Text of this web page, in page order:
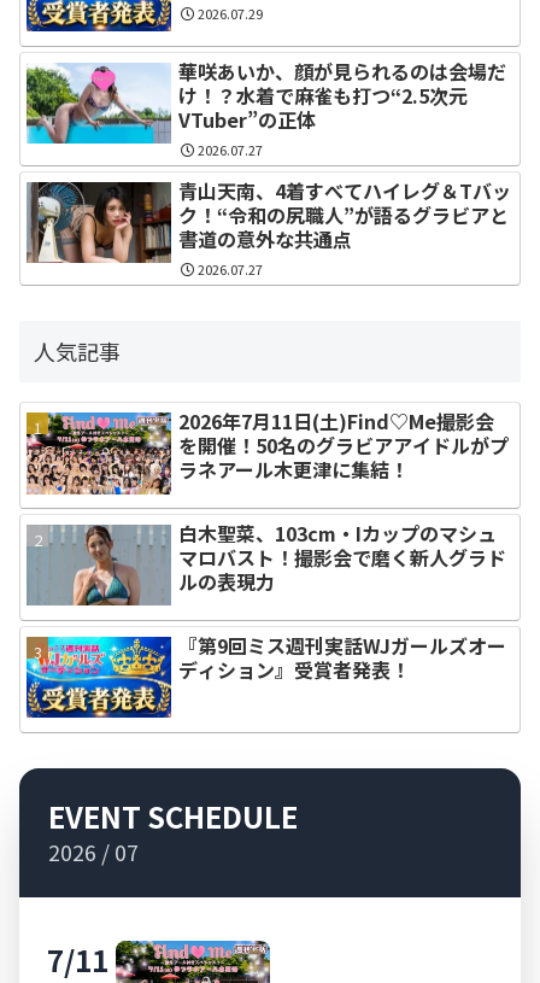
2026.07.29
華咲あいか、顔が見られるのは会場だ
け！？水着で麻雀も打つ“2.5次元
VTuber”の正体
2026.07.27
青山天南、4着すべてハイレグ＆Tバッ
ク！“令和の尻職人”が語るグラビアと
書道の意外な共通点
2026.07.27
人気記事
2026年7月11日(土)Find♡Me撮影会
を開催！50名のグラビアアイドルがプ
ラネアール木更津に集結！
白木聖菜、103cm・Iカップのマシュ
マロバスト！撮影会で磨く新人グラド
ルの表現力
『第9回ミス週刊実話WJガールズオー
ディション』受賞者発表！
EVENT SCHEDULE
2026 / 07
7/11